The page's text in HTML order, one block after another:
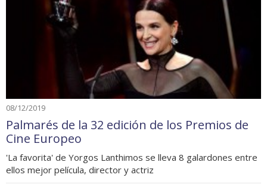
08/12/2019
Palmarés de la 32 edición de los Premios de
Cine Europeo
'La favorita' de Yorgos Lanthimos se lleva 8 galardones entre
ellos mejor película, director y actriz